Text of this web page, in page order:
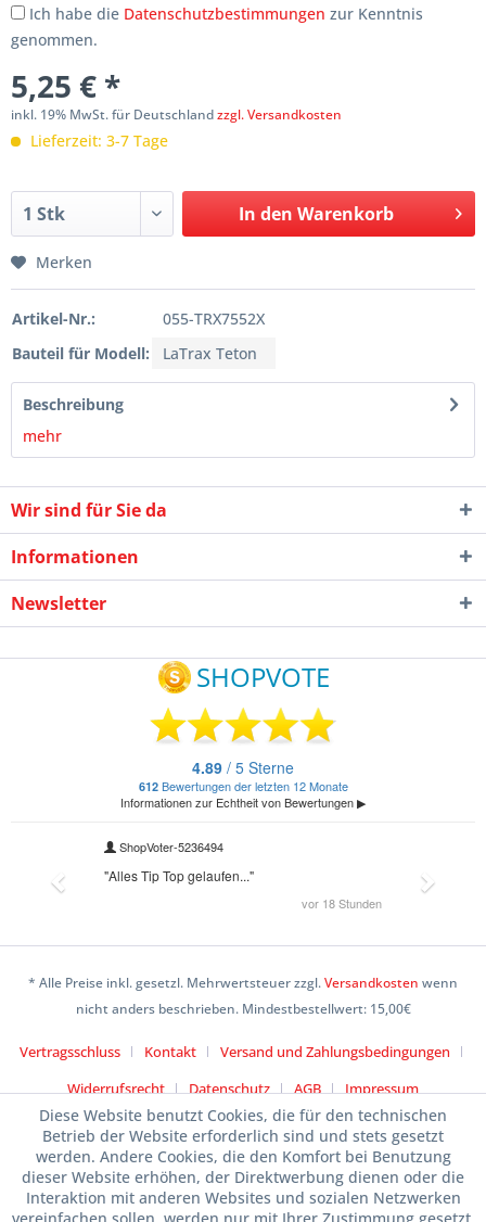
Ich habe die Datenschutzbestimmungen zur Kenntnis
genommen.
5,25 € *
inkl. 19% MwSt. für Deutschlandzzgl. Versandkosten
Lieferzeit: 3-7 Tage
In den Warenkorb
Merken
Artikel-Nr.:
055-TRX7552X
Bauteil für Modell:
LaTrax Teton
Beschreibung
mehr
Wir sind für Sie da
Informationen
Newsletter
* Alle Preise inkl. gesetzl. Mehrwertsteuer zzgl.Versandkosten wenn
nicht anders beschrieben. Mindestbestellwert: 15,00€
Vertragsschluss Kontakt
Versand und Zahlungsbedingungen
Widerrufsrecht
Datenschutz AGB Impressum
Diese Website benutzt Cookies, die für den technischen
Betrieb der Website erforderlich sind und stets gesetzt
werden. Andere Cookies, die den Komfort bei Benutzung
dieser Website erhöhen, der Direktwerbung dienen oder die
Interaktion mit anderen Websites und sozialen Netzwerken